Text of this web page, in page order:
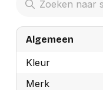
Algemeen
Kleur
Merk